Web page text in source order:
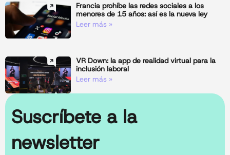
Francia prohíbe las redes sociales a los
menores de 15 años: así es la nueva ley
Leer más »
VR Down: la app de realidad virtual para la
inclusión laboral
Leer más »
Suscríbete a la
newsletter